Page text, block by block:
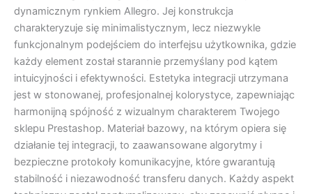
dynamicznym rynkiem Allegro. Jej konstrukcja
charakteryzuje się minimalistycznym, lecz niezwykle
funkcjonalnym podejściem do interfejsu użytkownika, gdzie
każdy element został starannie przemyślany pod kątem
intuicyjności i efektywności. Estetyka integracji utrzymana
jest w stonowanej, profesjonalnej kolorystyce, zapewniając
harmonijną spójność z wizualnym charakterem Twojego
sklepu Prestashop. Materiał bazowy, na którym opiera się
działanie tej integracji, to zaawansowane algorytmy i
bezpieczne protokoły komunikacyjne, które gwarantują
stabilność i niezawodność transferu danych. Każdy aspekt